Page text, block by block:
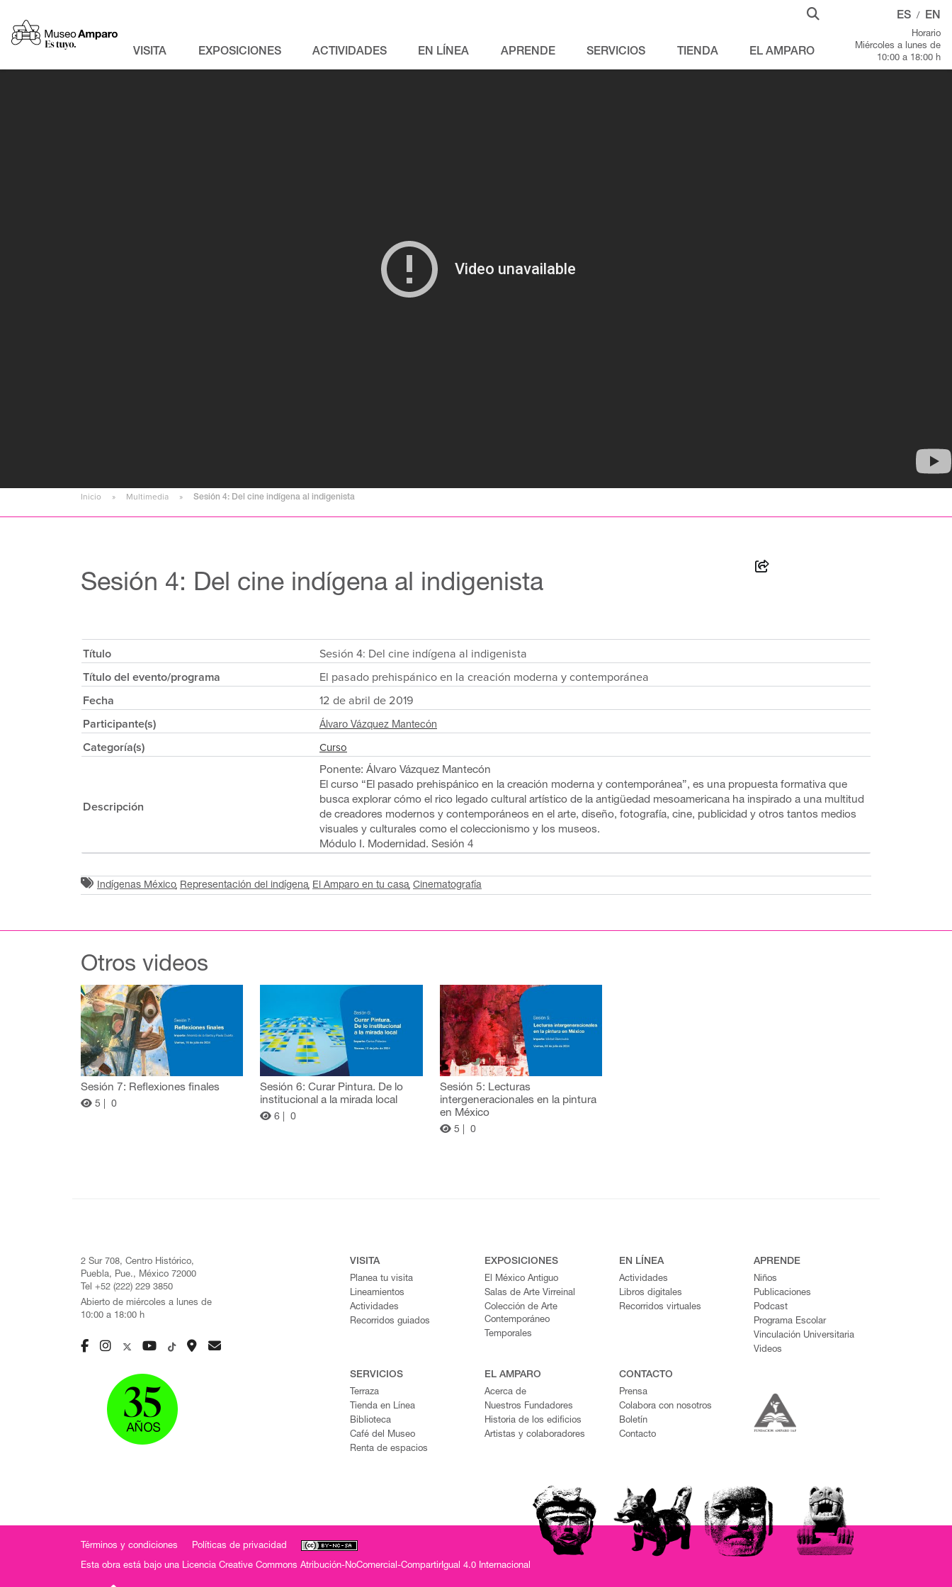
VISITA EXPOSICIONES ACTIVIDADES EN LÍNEA APRENDE SERVICIOS TIENDA EL AMPARO
ES / EN
Horario
Miércoles a lunes de
10:00 a 18:00 h
Inicio Multimedia Sesión 4: Del cine indígena al indigenista
Sesión 4: Del cine indígena al indigenista
Título
Sesión 4: Del cine indígena al indigenista
Título del evento/programa
El pasado prehispánico en la creación moderna y contemporánea
Fecha
12 de abril de 2019
Participante(s)
Álvaro Vázquez Mantecón
Categoría(s) Curso
Descripción
Ponente: Álvaro Vázquez Mantecón
El curso “El pasado prehispánico en la creación moderna y contemporánea”, es una propuesta formativa que
busca explorar cómo el rico legado cultural artístico de la antigüedad mesoamericana ha inspirado a una multitud
de creadores modernos y contemporáneos en el arte, diseño, fotografía, cine, publicidad y otros tantos medios
visuales y culturales como el coleccionismo y los museos.
Módulo I. Modernidad. Sesión 4
Indígenas México Representación del indígena El Amparo en tu casa Cinematografía
Otros videos
Sesión 7: Reflexiones finales
5 | 0
Sesión 6: Curar Pintura. De lo
institucional a la mirada local
6 | 0
Sesión 5: Lecturas
intergeneracionales en la pintura
en México
5 | 0
2 Sur 708, Centro Histórico,
Puebla, Pue., México 72000
Tel +52 (222) 229 3850
Abierto de miércoles a lunes de
10:00 a 18:00 h
VISITA
Planea tu visita
Lineamientos
Actividades
Recorridos guiados
EXPOSICIONES
El México Antiguo
Salas de Arte Virreinal
Colección de Arte
Contemporáneo
Temporales
EN LÍNEA
Actividades
Libros digitales
Recorridos virtuales
APRENDE
Niños
Publicaciones
Podcast
Programa Escolar
Vinculación Universitaria
Videos
SERVICIOS
Terraza
Tienda en Línea
Biblioteca
Café del Museo
Renta de espacios
EL AMPARO
Acerca de
Nuestros Fundadores
Historia de los edificios
Artistas y colaboradores
CONTACTO
Prensa
Colabora con nosotros
Boletín
Contacto
Términos y condiciones Políticas de privacidad
Esta obra está bajo una Licencia Creative Commons Atribución-NoComercial-CompartirIgual 4.0 Internacional